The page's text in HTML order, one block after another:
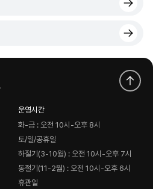
운영시간
화-금 : 오전 10시-오후 8시
토/일/공휴일
하절기(3-10월) : 오전 10시-오후 7시
동절기(11-2월) : 오전 10시-오후 6시
휴관일